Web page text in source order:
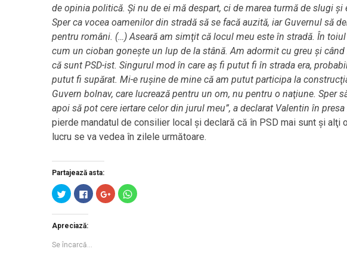
de opinia politică. Şi nu de ei mă despart, ci de marea turmă de slugi şi
Sper ca vocea oamenilor din stradă să se facă auzită, iar Guvernul să
pentru români. (…) Aseară am simţit că locul meu este în stradă. În
cum un cioban goneşte un lup de la stână. Am adormit cu greu şi
că sunt PSD-ist. Singurul mod în care aş fi putut fi în strada era,
putut fi supărat. Mi-e ruşine de mine că am putut participa la
Guvern bolnav, care lucrează pentru un om, nu pentru o naţiune. Sper
apoi să pot cere iertare celor din jurul meu”, a declarat Valentin în presa
pierde mandatul de consilier local și declară că în PSD mai sunt şi alţi
lucru se va vedea în zilele următoare.
Partajează asta:
Clic
pentru
partaja
pe
Twitter(Se
în
fereastră
Clic
pentru
fereastră
Clic
pentru
Dă
clic
Apreciază:
Se încarcă...